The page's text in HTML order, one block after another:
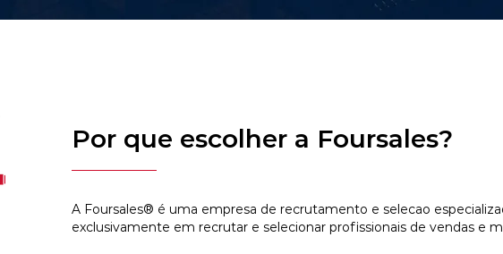
Por que escolher a Foursales?
A Foursales® é uma empresa de recrutamento e selecao
exclusivamente em recrutar e selecionar profissionais de vendas e